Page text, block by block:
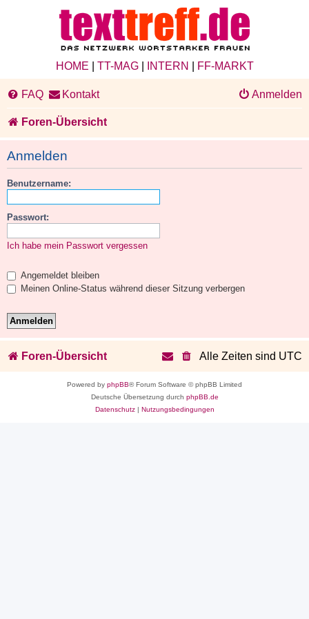
HOME TT-MAG| INTERN FF-MARKT
FAQ Kontakt Anmelden
Foren-Übersicht
Anmelden
Benutzername:
Passwort:
Ich habe mein Passwort vergessen
Angemeldet bleiben
Meinen Online-Status während dieser Sitzung verbergen
Foren-Übersicht Alle Zeiten sind UTC
Powered by phpBB® Forum Software © phpBB Limited
Deutsche Übersetzung durch phpBB.de
Datenschutz| Nutzungsbedingungen